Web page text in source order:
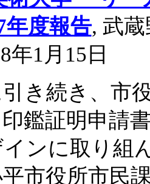
年度報告, 武
年1月15日
き続き、市
鑑証明申請
ンに取り組
市役所市民